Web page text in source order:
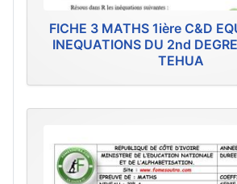
FICHE 3 MATHS 1ière C&D
INEQUATIONS DU 2nd
TEHUA